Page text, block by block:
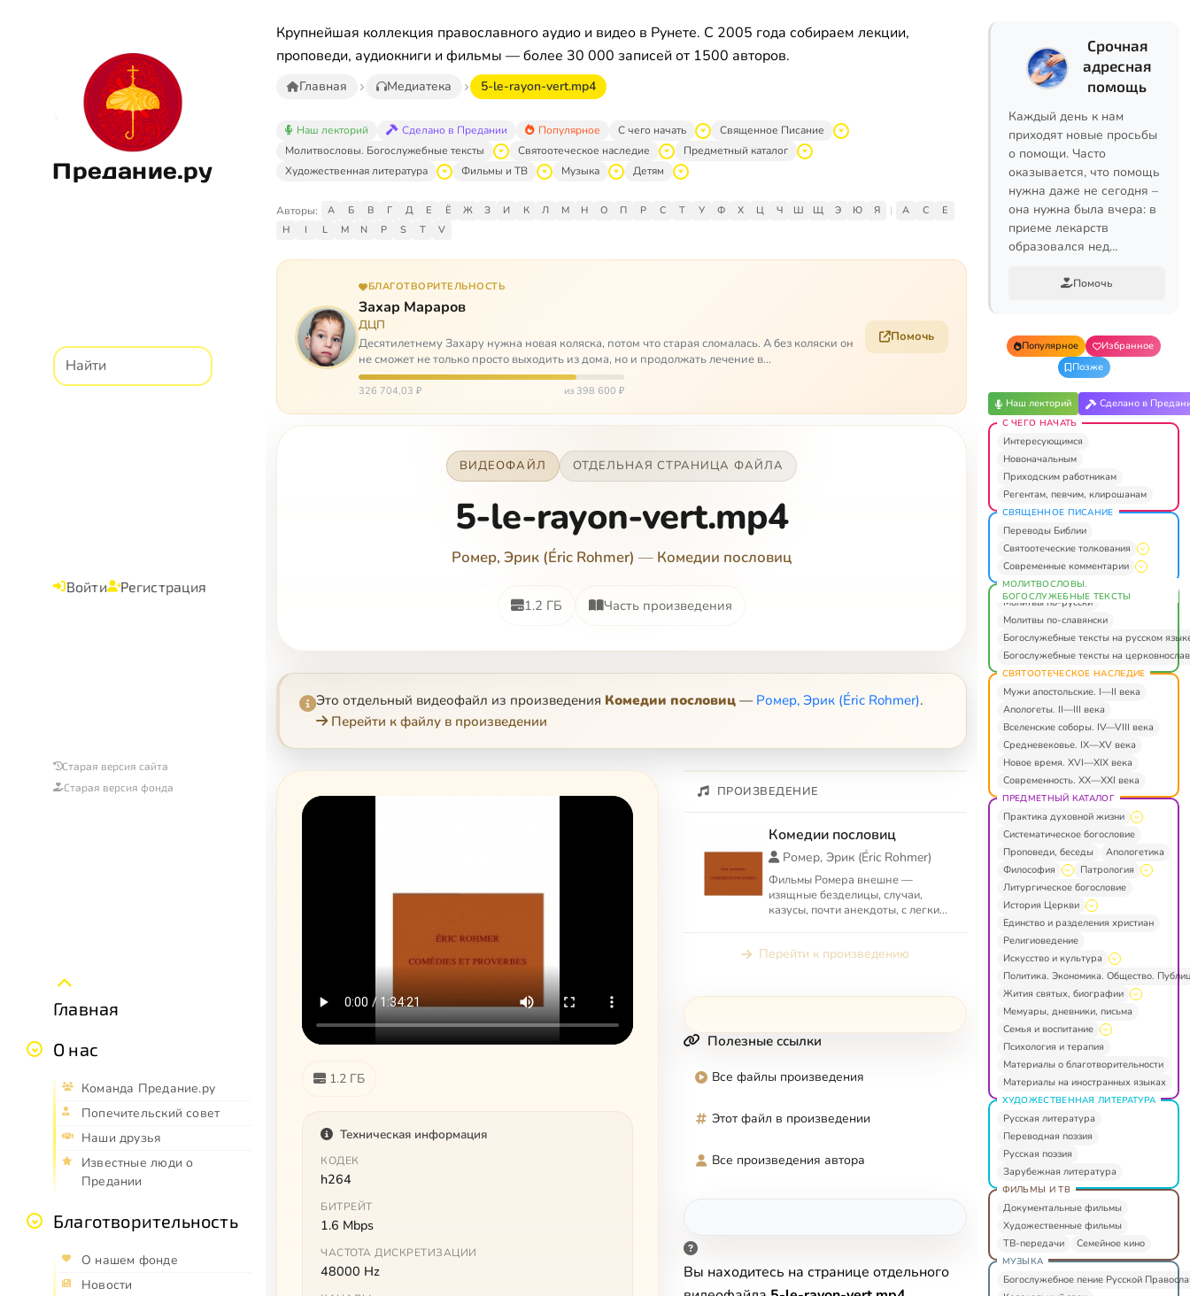
Предание.ру
Войти Регистрация
Старая версия сайта
Старая версия фонда
Главная
О нас
Команда Предание.ру
Попечительский совет
Наши друзья
Известные люди о
Предании
Благотворительность
О нашем фонде
Новости
Крупнейшая коллекция православного аудио и видео в Рунете. С 2005 года собираем лекции,
проповеди, аудиокниги и фильмы — более 30 000 записей от 1500 авторов.
Главная Медиатека 5-le-rayon-vert.mp4
Наш лекторий Сделано в Предании Популярное С чего начать
Священное Писание
Молитвословы. Богослужебные тексты
Святоотеческое наследие
Предметный каталог
Художественная литература
Фильмы и ТВ Музыка Детям
Авторы: А Б В Г Д Е Ё Ж З И К Л М Н О П Р С Т У Ф Х Ц Ч Ш Щ Э Ю Я | A C
E
H
I L M N P S T V
БЛАГОТВОРИТЕЛЬНОСТЬ
Захар Мараров
ДЦП
Десятилетнему Захару нужна новая коляска, потом что старая сломалась. А без коляски он
не сможет не только просто выходить из дома, но и продолжать лечение в
реабилитационных центр…
326 704,03 ₽ из 398 600 ₽
Помочь
ВИДЕОФАЙЛ ОТДЕЛЬНАЯ СТРАНИЦА ФАЙЛА
5-le-rayon-vert.mp4
Ромер, Эрик (Éric Rohmer) — Комедии пословиц
1.2 ГБ Часть произведения
Это отдельный видеофайл из произведения Комедии пословиц — Ромер, Эрик (Éric Rohmer).
Перейти к файлу в произведении
1.2 ГБ
Техническая информация
КОДЕК
h264
БИТРЕЙТ
1.6 Mbps
ЧАСТОТА ДИСКРЕТИЗАЦИИ
48000 Hz
ПРОИЗВЕДЕНИЕ
Комедии пословиц
Ромер, Эрик (Éric Rohmer)
Фильмы Ромера внешне —
изящные безделицы, случаи,
казусы, почти анекдоты, с легким
всегда — любовная исто...
Перейти к произведению
Полезные ссылки
Все файлы произведения
Этот файл в произведении
Все произведения автора
Вы находитесь на странице отдельного
Срочная
адресная
помощь
Каждый день к нам
приходят новые просьбы
о помощи. Часто
оказывается, что помощь
нужна даже не сегодня –
она нужна была вчера: в
приеме лекарств
образовался нед…
Помочь
Популярное
Избранное
Позже
Наш лекторий Сделано в
С ЧЕГО НАЧАТЬ
Интересующимся
Новоначальным
Приходским работникам
Регентам, певчим, клирошанам
СВЯЩЕННОЕ ПИСАНИЕ
Переводы Библии
Святоотеческие толкования
Современные комментарии
МОЛИТВОСЛОВЫ.
БОГОСЛУЖЕБНЫЕ ТЕКСТЫ
Молитвы по-русски
Молитвы по-славянски
Богослужебные тексты на русском
Богослужебные тексты на
СВЯТООТЕЧЕСКОЕ НАСЛЕДИЕ
Мужи апостольские. I—II века
Апологеты. II—III века
Вселенские соборы. IV—VIII века
Средневековье. IX—XV века
Новое время. XVI—XIX века
Современность. XX—XXI века
ПРЕДМЕТНЫЙ КАТАЛОГ
Практика духовной жизни
Систематическое богословие
Проповеди, беседы
Апологетика
Философия
Патрология
Литургическое богословие
История Церкви
Единство и разделения христиан
Религиоведение
Искусство и культура
Политика. Экономика. Общество.
Жития святых, биографии
Мемуары, дневники, письма
Семья и воспитание
Психология и терапия
Материалы о благотворительности
Материалы на иностранных языках
ХУДОЖЕСТВЕННАЯ ЛИТЕРАТУРА
Русская литература
Переводная поэзия
Русская поэзия
Зарубежная литература
ФИЛЬМЫ И ТВ
Документальные фильмы
Художественные фильмы
ТВ-передачи
Семейное кино
МУЗЫКА
Богослужебное пение Русской